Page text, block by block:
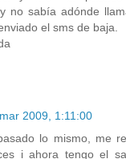
no sabía adónde
el sms de baja.
2009, 1:11:00
lo mismo, me
i ahora tengo el